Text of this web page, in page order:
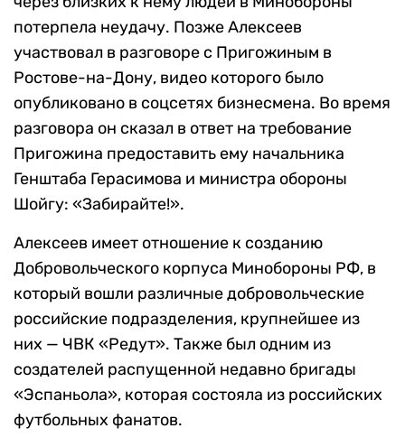
потерпела неудачу. Позже Алексеев
участвовал в разговоре с Пригожиным в
Ростове-на-Дону, видео которого было
опубликовано в соцсетях бизнесмена. Во время
разговора он сказал в ответ на требование
Пригожина предоставить ему начальника
Генштаба Герасимова и министра обороны
Шойгу: «Забирайте!».
Алексеев имеет отношение к созданию
Добровольческого корпуса Минобороны РФ, в
который вошли различные добровольческие
российские подразделения, крупнейшее из
них — ЧВК «Редут». Также был одним из
создателей распущенной недавно бригады
«Эспаньола», которая состояла из российских
футбольных фанатов.